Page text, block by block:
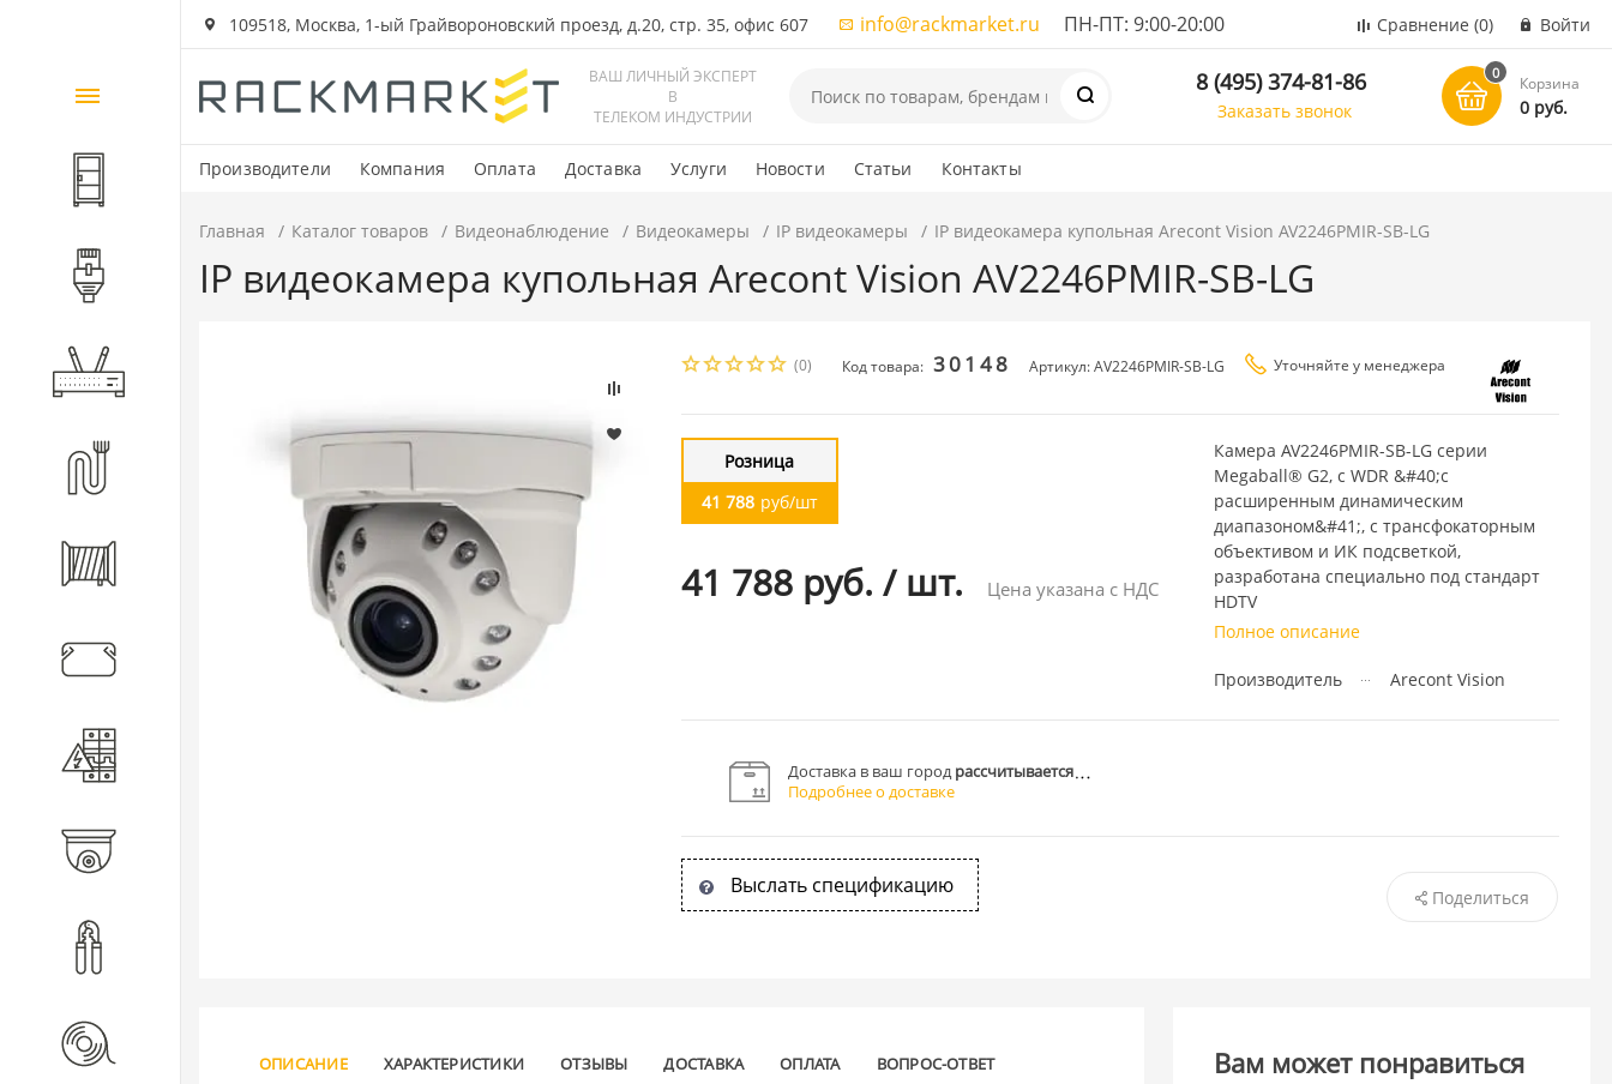
109518, Москва, 1-ый Грайвороновский проезд, д.20, стр. 35, офис 607 info@rackmarket.ru ПН-ПТ: 9:00-20:00 Сравнение (0) Войти
ВАШ ЛИЧНЫЙ ЭКСПЕРТ
В
ТЕЛЕКОМ ИНДУСТРИИ
8 (495) 374-81-86
Заказать звонок
0
Корзина
0 руб.
Производители Компания Оплата Доставка Услуги Новости Статьи Контакты
Каталог
товаров
Шкафы и стойки
Компоненты СКС
Волоконно-оптические
Кабеленесущие системы
Главная Каталог товаров Видеонаблюдение Видеокамеры IP видеокамеры IP видеокамера купольная Arecont Vision AV2246PMIR-SB-LG
IP видеокамера купольная Arecont Vision AV2246PMIR-SB-LG
(0) Код товара: 30148 Артикул: AV2246PMIR-SB-LG Уточняйте у менеджера
Розница
41 788 руб/шт
41 788 руб. / шт. Цена указана с НДС
Камера AV2246PMIR-SB-LG серии
Megaball® G2, с WDR &#40;с
расширенным динамическим
диапазоном&#41;, с трансфокаторным
объективом и ИК подсветкой,
разработана специально под стандарт
HDTV
Полное описание
Производитель Arecont Vision
Доставка в ваш городрассчитывается
Подробнее о доставке
Выслать спецификацию Поделиться
ОПИСАНИЕ ХАРАКТЕРИСТИКИ ОТЗЫВЫ ДОСТАВКА ОПЛАТА ВОПРОС-ОТВЕТ Вам может понравиться